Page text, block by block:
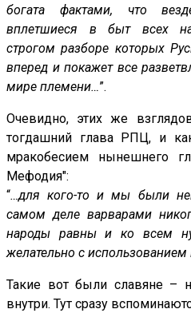
богата фактами, что
вплетшиеся в быт всех
строгом разборе которых
вперед и покажет все
мире племени…”.
Очевидно, этих же
тогдашний глава РПЦ, и
мракобесием нынешнего
Мефодия":
“…для кого-то и мы были
самом деле варварами
народы равны и ко всем
желательно с использованием
Такие вот были славяне –
внутри. Тут сразу